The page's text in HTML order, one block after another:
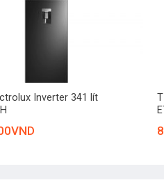
tích hợp thêm 1 ngăn TasteSeal
ở trạng thái đông mềm đảm
Inverter 341 lít
VND